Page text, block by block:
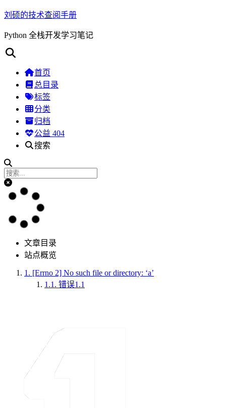
刘硕的技术查阅手册
Python 全栈开发学习笔记
首页
总目录
标签
分类
归档
公益 404
搜索
文章目录
站点概览
1. [Errno 2] No such file or directory: ‘a’
1.1. 错误1.1